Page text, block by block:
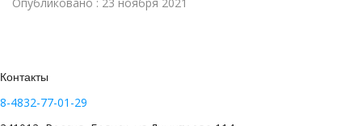
Контакты
8-4832-77-01-29